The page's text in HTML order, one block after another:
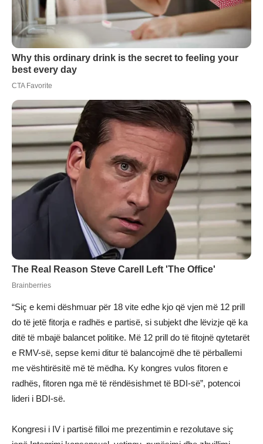
“Siç e kemi dëshmuar për 18 vite edhe kjo që vjen më 12 prill
do të jetë fitorja e radhës e partisë, si subjekt dhe lëvizje që ka
ditë të mbajë balancet politike. Më 12 prill do të fitojnë qytetarët
e RMV-së, sepse kemi ditur të balancojmë dhe të përballemi
me vështirësitë më të mëdha. Ky kongres vulos fitoren e
radhës, fitoren nga më të rëndësishmet të BDI-së”, potencoi
lideri i BDI-së.
Kongresi i IV i partisë filloi me prezentimin e rezolutave siç